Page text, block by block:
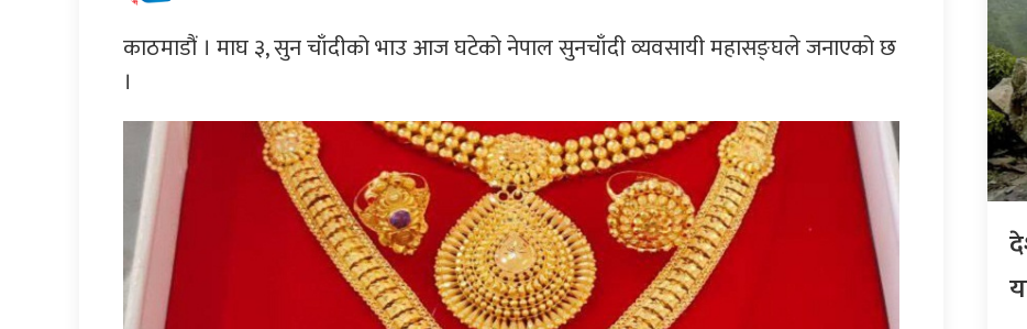
काठमाडौं । माघ ३, सुन चाँदीको भाउ आज घटेको नेपाल सुनचाँदी व्यवसायी महासङ्घले जनाएको छ
।